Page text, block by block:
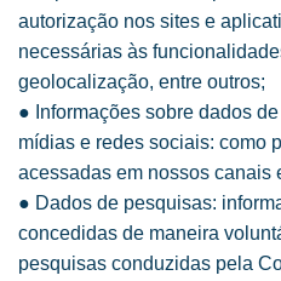
autorização nos sites e
necessárias às
geolocalização, entre outros;
● Informações sobre dados
mídias e redes sociais: como
acessadas em nossos canais
● Dados de pesquisas:
concedidas de maneira
pesquisas conduzidas pela